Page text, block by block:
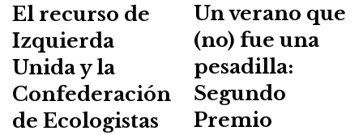
El recurso de
Izquierda
Unida y la
Confederación
de Ecologistas
Un verano que
(no) fue una
pesadilla:
Segundo
Premio